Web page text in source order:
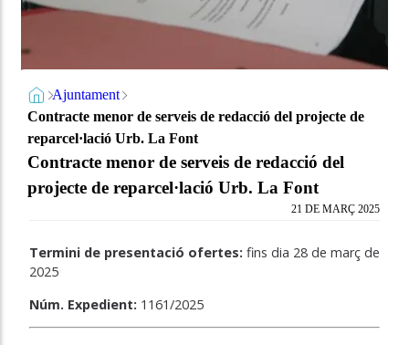
Ajuntament
Contracte menor de serveis de redacció del projecte de
reparcel·lació Urb. La Font
Contracte menor de serveis de redacció del
projecte de reparcel·lació Urb. La Font
21 DE MARÇ 2025
Termini de presentació ofertes: fins dia 28 de març de
2025
Núm. Expedient: 1161/2025